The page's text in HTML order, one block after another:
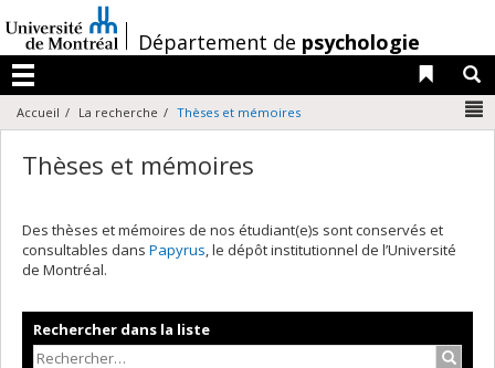
au
contenu
/Département de psychologie
Menu
Liens
Accueil La recherche Thèses et mémoires
Thèses et mémoires
Des thèses et mémoires de nos étudiant(e)s sont conservés et
consultables dans Papyrus, le dépôt institutionnel de l’Université
de Montréal.
Rechercher dans la liste